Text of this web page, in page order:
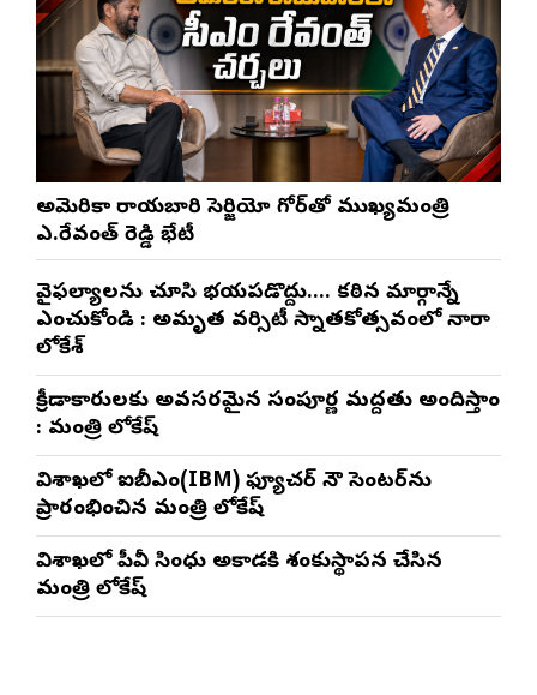
అమెరికా రాయబారి సెర్జియో గోర్‌తో ముఖ్యమంత్రి
ఎ.రేవంత్ రెడ్డి భేటీ
వైఫల్యాలను చూసి భయపడొద్దు…. కఠిన మార్గాన్నే
ఎంచుకోండి : అమృత వర్సిటీ స్నాతకోత్సవంలో నారా
లోకేశ్
క్రీడాకారులకు అవసరమైన సంపూర్ణ మద్దతు అందిస్తాం
: మంత్రి లోకేష్
విశాఖలో ఐబీఎం(IBM) ఫ్యూచర్ నౌ సెంటర్‌ను
ప్రారంభించిన మంత్రి లోకేష్
విశాఖలో పీవీ సింధు అకాడమీకి శంకుస్థాపన చేసిన
మంత్రి లోకేష్